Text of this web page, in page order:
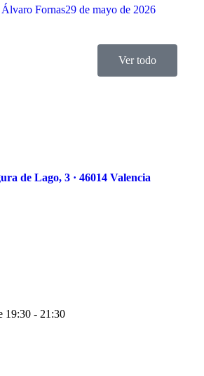
Álvaro Fornas29 de mayo de 2026
Ver todo
de Lago, 3 · 46014 Valencia
19:30 - 21:30